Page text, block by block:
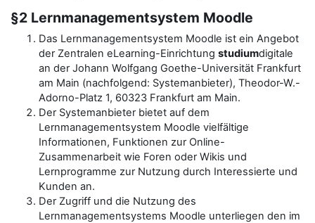
§2 Lernmanagementsystem Moodle
Das Lernmanagementsystem Moodle ist ein Angebot
der Zentralen eLearning-Einrichtung studiumdigitale
an der Johann Wolfgang Goethe-Universität Frankfurt
am Main (nachfolgend: Systemanbieter), Theodor-W.-
Adorno-Platz 1, 60323 Frankfurt am Main.
Der Systemanbieter bietet auf dem
Lernmanagementsystem Moodle vielfältige
Informationen, Funktionen zur Online-
Zusammenarbeit wie Foren oder Wikis und
Lernprogramme zur Nutzung durch Interessierte und
Kunden an.
Der Zugriff und die Nutzung des
Lernmanagementsystems Moodle unterliegen den im